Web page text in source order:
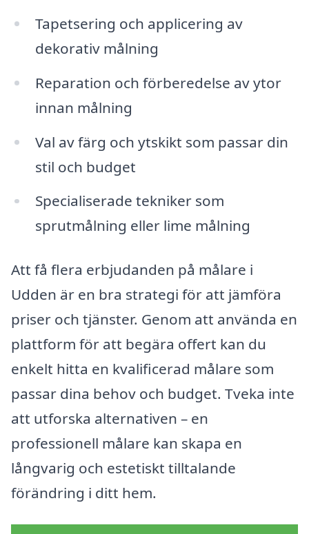
Tapetsering och applicering av
dekorativ målning
Reparation och förberedelse av ytor
innan målning
Val av färg och ytskikt som passar din
stil och budget
Specialiserade tekniker som
sprutmålning eller lime målning
Att få flera erbjudanden på målare i
Udden är en bra strategi för att jämföra
priser och tjänster. Genom att använda en
plattform för att begära offert kan du
enkelt hitta en kvalificerad målare som
passar dina behov och budget. Tveka inte
att utforska alternativen – en
professionell målare kan skapa en
långvarig och estetiskt tilltalande
förändring i ditt hem.